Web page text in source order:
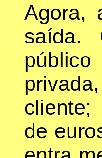
Agora,
saída.
público
cliente;
de